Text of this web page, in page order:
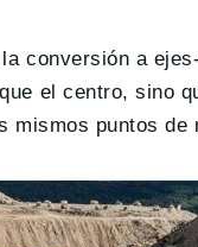
conversión a
el centro, sino
puntos